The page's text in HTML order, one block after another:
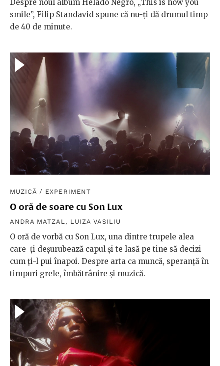
Despre noul album Helado Negro, „This is how you
smile”, Filip Standavid spune că nu-ți dă drumul timp
de 40 de minute.
MUZICĂ / EXPERIMENT
O oră de soare cu Son Lux
ANDRA MATZAL, LUIZA VASILIU
O oră de vorbă cu Son Lux, una dintre trupele alea
care-ți deșurubează capul și te lasă pe tine să decizi
cum ți-l pui înapoi. Despre arta ca muncă, speranță în
timpuri grele, îmbătrânire și muzică.